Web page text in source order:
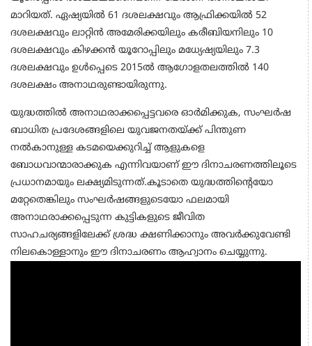
മാറിയത്. ഏഷ്യയില്‍ 61 ദശലക്ഷവും ആഫ്രിക്കയില്‍ 52
ദശലക്ഷവും ലാറ്റിന്‍ അമേരിക്കയിലും കരീബിയനിലും 10
ദശലക്ഷവും കിഴക്കന്‍ യൂറോപ്പിലും മധ്യേഷ്യയിലും 7.3
ദശലക്ഷവും ഉള്‍പ്പെടെ 2015ല്‍ ആഗോളതലത്തില്‍ 140
ദശലക്ഷം അനാഥരുണ്ടായിരുന്നു.
യുദ്ധത്തില്‍ അനാഥരാക്കപ്പെട്ടവരെ ഓര്‍മിക്കുക, സംഘര്‍ഷ
ബാധിത പ്രദേശങ്ങളിലെ യുവജനതയ്ക്ക് പിന്തുണ
നല്‍കാനുള്ള കടമയെക്കുറിച്ച് ആളുകളെ
ബോധവാന്മാരാക്കുക എന്നിവയാണ് ഈ ദിനാചരണത്തിലൂടെ
പ്രധാനമായും ലക്ഷ്യമിടുന്നത്.കൂടാതെ യുദ്ധത്തിന്റെയോ
മറ്റേതെങ്കിലും സംഘര്‍ഷങ്ങളുടെയോ ഫലമായി
അനാഥരാക്കപ്പെടുന്ന കുട്ടികളുടെ ജീവിത
സാഹചര്യങ്ങളിലേക്ക് ശ്രദ്ധ ക്ഷണിക്കാനും അവര്‍ക്കുവേണ്ടി
നിലകൊള്ളാനും ഈ ദിനാചരണം ആഹ്വാനം ചെയ്യുന്നു.